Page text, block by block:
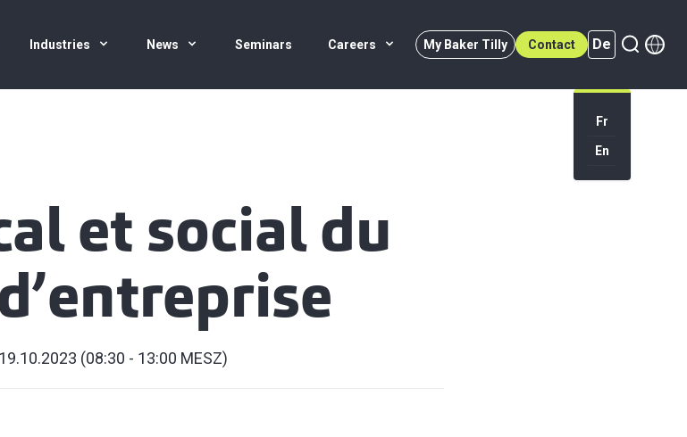
Industries News Seminars Careers My Baker Tilly Contact De
Fr
En
De (active)
et social du
(08:30 - 13:00 MESZ)